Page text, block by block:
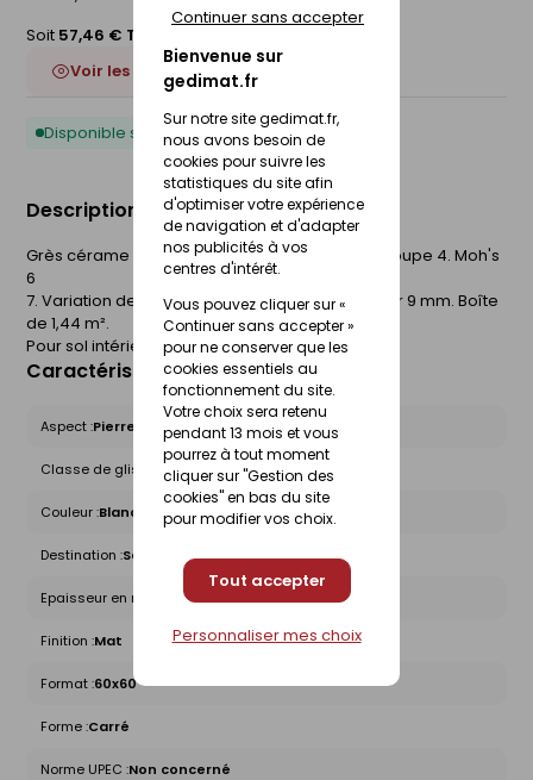
Bienvenue sur
gedimat.fr
Sur notre site gedimat.fr,
nous avons besoin de
cookies pour suivre les
statistiques du site afin
d'optimiser votre expérience
de navigation et d'adapter
nos publicités à vos
centres d'intérêt.
Vous pouvez cliquer sur «
Continuer sans accepter »
pour ne conserver que les
cookies essentiels au
fonctionnement du site.
Votre choix sera retenu
pendant 13 mois et vous
pourrez à tout moment
cliquer sur "Gestion des
cookies" en bas du site
pour modifier vos choix.
Tout accepter
Continuer sans accepter
Personnaliser mes choix
Soit 57,46 € TTC
Voir les 2 déclinaisons
Disponible sous 10 jours
Description du produit
Grès cérame coloré dans la masse. Rectifié. Groupe 4. Moh's
6
7. Variation de nuances V2. 60 x 60 cm. Epaisseur 9 mm. Boîte
de 1,44 m².
Pour sol intérieur.
Caractéristiques du produit
Aspect :Pierre
Classe de glissance (R) :R9
Couleur :Blanc - Beige - Naturels
Destination :Sol intérieur
Epaisseur en mm :
Finition :Mat
Format :60x60
Forme :Carré
Norme UPEC :Non concerné